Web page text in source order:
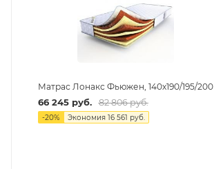
Матрас Лонакс Фьюжен, 140х190/195/200
66 245руб. 82 806руб.
-20% Экономия 16 561 руб.